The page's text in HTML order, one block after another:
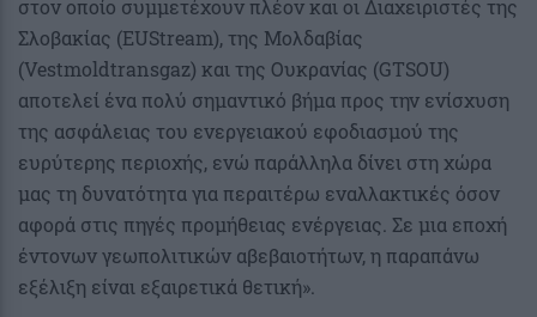
στον οποίο συμμετέχουν πλέον και οι Διαχειριστές της
Σλοβακίας (EUStream), της Μολδαβίας
(Vestmoldtransgaz) και της Ουκρανίας (GTSOU)
αποτελεί ένα πολύ σημαντικό βήμα προς την ενίσχυση
της ασφάλειας του ενεργειακού εφοδιασμού της
ευρύτερης περιοχής, ενώ παράλληλα δίνει στη χώρα
μας τη δυνατότητα για περαιτέρω εναλλακτικές όσον
αφορά στις πηγές προμήθειας ενέργειας. Σε μια εποχή
έντονων γεωπολιτικών αβεβαιοτήτων, η παραπάνω
εξέλιξη είναι εξαιρετικά θετική».